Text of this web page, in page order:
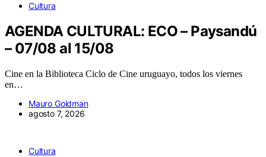
Cultura
AGENDA CULTURAL: ECO – Paysandú
– 07/08 al 15/08
Cine en la Biblioteca Ciclo de Cine uruguayo, todos los viernes
en…
Mauro Goldman
agosto 7, 2026
Cultura